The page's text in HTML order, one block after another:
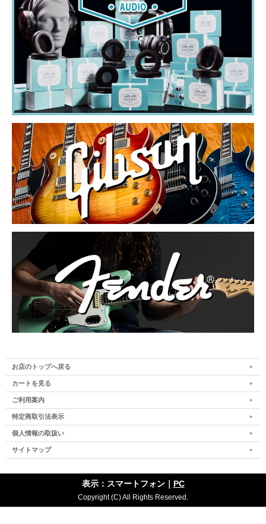
お店のトップへ戻る
カートを見る
ご利用案内
特定商取引法表示
個人情報の取扱い
サイトマップ
表示：スマートフォン｜ PC
Copyright (C) All Rights Reserved.